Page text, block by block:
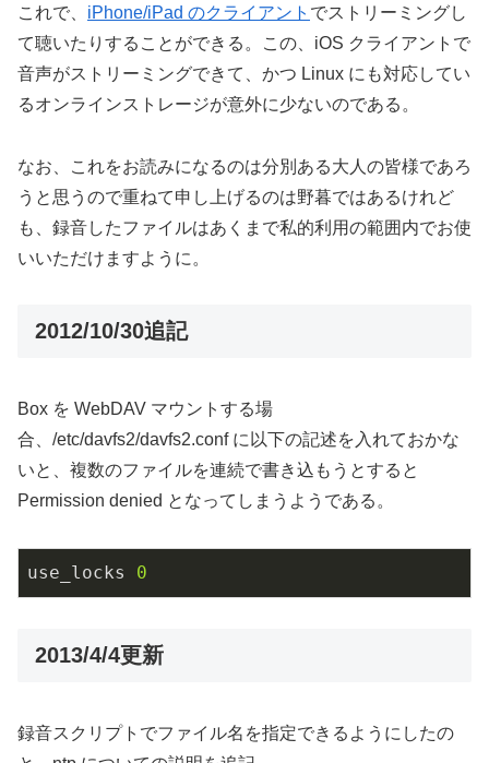
これで、 iPhone/iPad のクライアント でストリーミングし
て聴いたりすることができる。この、iOS クライアントで
音声がストリーミングできて、かつ Linux にも対応してい
るオンラインストレージが意外に少ないのである。
なお、これをお読みになるのは分別ある大人の皆様であろ
うと思うので重ねて申し上げるのは野暮ではあるけれど
も、録音したファイルはあくまで私的利用の範囲内でお使
いいただけますように。
2012/10/30追記
Box を WebDAV マウントする場
合、/etc/davfs2/davfs2.confに以下の記述を入れておかな
いと、複数のファイルを連続で書き込もうとすると
Permission denied となってしまうようである。
use_locks 0
2013/4/4更新
録音スクリプトでファイル名を指定できるようにしたの